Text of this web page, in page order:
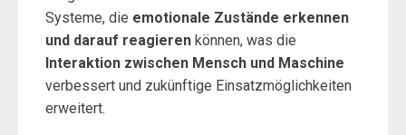
Systeme, die emotionale Zustände erkennen
und darauf reagieren können, was die
Interaktion zwischen Mensch und Maschine
verbessert und zukünftige Einsatzmöglichkeiten
erweitert.